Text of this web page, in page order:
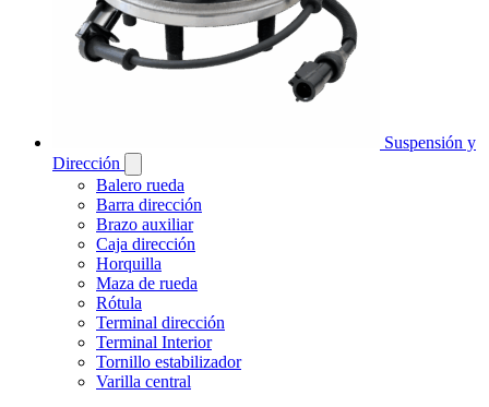
Suspensión y
Dirección
Balero rueda
Barra dirección
Brazo auxiliar
Caja dirección
Horquilla
Maza de rueda
Rótula
Terminal dirección
Terminal Interior
Tornillo estabilizador
Varilla central